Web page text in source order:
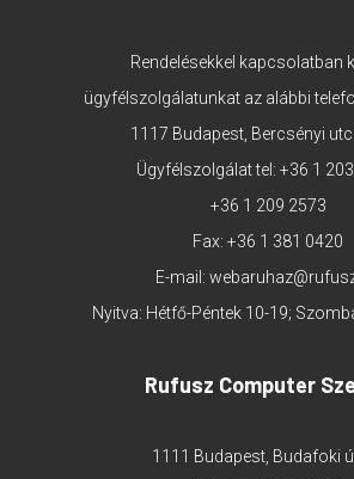
Rendelésekkel kapcsolatban
ügyfélszolgálatunkat az alábbi
1117 Budapest, Bercsényi
Ügyfélszolgálat tel: +36 1
+36 1 209 2573
Fax: +36 1 381 0420
E-mail:
Nyitva: Hétfő-Péntek 10-19;
Rufusz Computer
1111 Budapest, Budafoki